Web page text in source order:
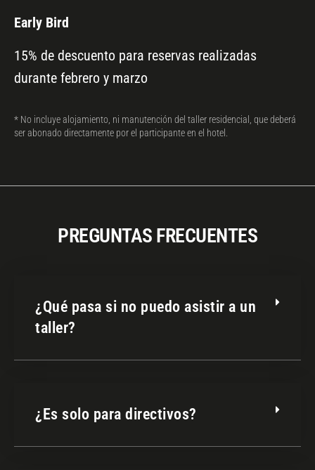
Early Bird
15% de descuento para reservas realizadas
durante febrero y marzo
* No incluye alojamiento, ni manutención del taller residencial, que deberá
ser abonado directamente por el participante en el hotel.
PREGUNTAS FRECUENTES
¿Qué pasa si no puedo asistir a un
taller?
¿Es solo para directivos?